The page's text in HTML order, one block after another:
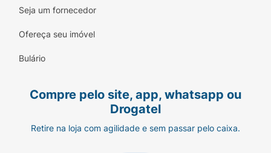
Seja um fornecedor
Ofereça seu imóvel
Bulário
Compre pelo site, app, whatsapp ou
Drogatel
Retire na loja com agilidade e sem passar pelo caixa.